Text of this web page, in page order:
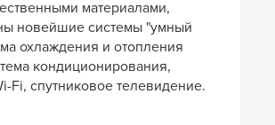
материалами,
новейшие системы "умный
охлаждения и отопления
кондиционирования,
Fi, спутниковое телевидение.